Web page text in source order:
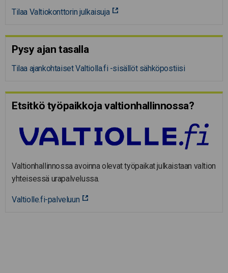
Tilaa Valtiokonttorin julkaisuja
Pysy ajan tasalla
Tilaa ajankohtaiset Valtiolla.fi -sisällöt sähköpostiisi
Etsitkö työpaikkoja valtion­hal­lin­nossa?
Valtionhallinnossa avoinna olevat työpaikat julkaistaan valtion
yhteisessä urapalvelussa.
Valtiolle.fi-palveluun